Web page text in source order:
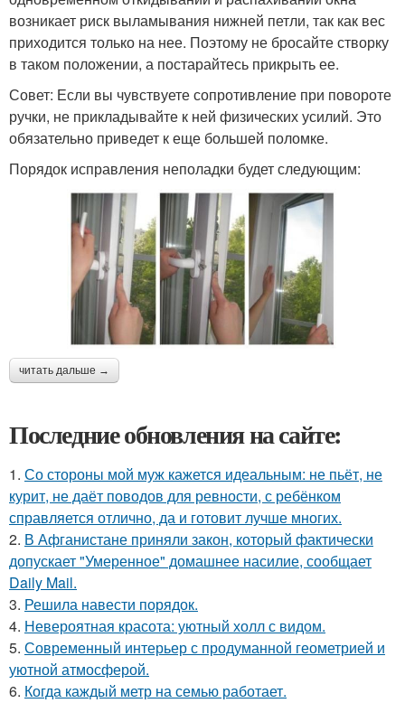
возникает риск выламывания нижней петли, так как вес
приходится только на нее. Поэтому не бросайте створку
в таком положении, а постарайтесь прикрыть ее.
Совет: Если вы чувствуете сопротивление при повороте
ручки, не прикладывайте к ней физических усилий. Это
обязательно приведет к еще большей поломке.
Порядок исправления неполадки будет следующим:
читать дальше →
Последние обновления на сайте:
1. Со стороны мой муж кажется идеальным: не пьёт, не
курит, не даёт поводов для ревности, с ребёнком
справляется отлично, да и готовит лучше многих.
2. В Афганистане приняли закон, который фактически
допускает "Умеренное" домашнее насилие, сообщает
Daily Mail.
3. Решила навести порядок.
4. Невероятная красота: уютный холл с видом.
5. Современный интерьер с продуманной геометрией и
уютной атмосферой.
6. Когда каждый метр на семью работает.